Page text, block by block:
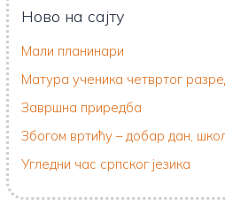
Ново на сајту
Мали планинари
Матура ученика четвртог
Завршна приредба
Збогом вртићу – добар дан,
Угледни час српског језика